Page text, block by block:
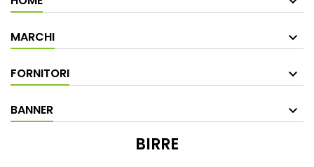
MARCHI
FORNITORI
BANNER
BIRRE